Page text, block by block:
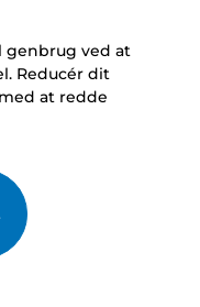
ved at
Reducér dit
at redde